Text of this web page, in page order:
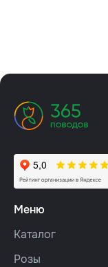
Меню
Каталог
Розы